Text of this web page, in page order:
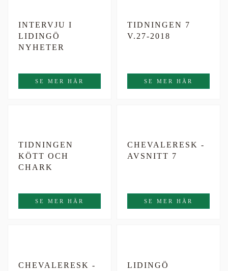
INTERVJU I
LIDINGÖ
NYHETER
SE MER HÄR
TIDNINGEN 7
V.27-2018
SE MER HÄR
TIDNINGEN
KÖTT OCH
CHARK
SE MER HÄR
CHEVALERESK -
AVSNITT 7
SE MER HÄR
CHEVALERESK -
LIDINGÖ